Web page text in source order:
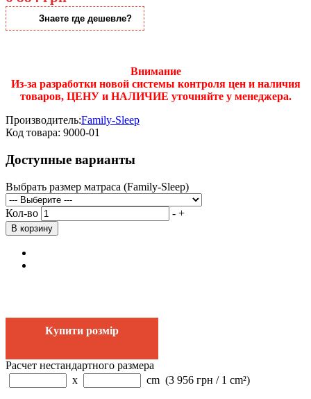
Знаете где дешевле?
Внимание
Из-за разработки новой системы контроля цен и наличия
товаров, ЦЕНУ и НАЛИЧИЕ уточняйте у менеджера.
Производитель:Family-Sleep
Код товара: 9000-01
Доступные варианты
Выбрать размер матраса (Family-Sleep)
Кол-во - +
Купити розмір
Расчет нестандартного размера
x
cm (3 956 грн / 1 cm²)